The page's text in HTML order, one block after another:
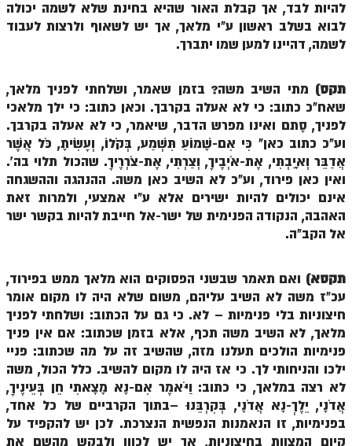
ספר הזוהר – ויקרא
ספר הזוהר הקדוש זוהר ויקרא השקפה
ספר הזוהר הקדוש זוהר ויקרא מתקדמים
זוהר צו מתחילים
זוהר צו מתקדמים
פרשת שמיני מתחילים
פרשת שמיני מתקדמים
ספר הזוהר פרשת תזריע למתחילים
זוהר מצורע מתחילים
זוהר מצורע למתקדמים
זוהר אחרי מות למתחילים
זוהר אחרי מות למתקדמים
הזוהר הקדוש – קדושים למתחילים
הזוהר הקדוש – קדושים למתקדמים
להיות לבד, אך קבלת האור שהיא בחינת שלא לשמה יכולה
לבוא בשלב ראשון ע"י מלאך, אך יש לשאוף ולרצות לעבוד
לשמה, דהיינו למען שמו יתברך.
תקס) מתי השיב משה? בזמן שאמר, ושלחתי לפניך מלאך,
שאח"כ כתוב: כי לא אעלה בקרבך. וכאן כתוב: כי ילך מלאכי
לפניך, סָתם ואינו מפרש הדבר, שיאמר, כי לא אעלה בקרבך.
וע"כ כתוב כאן" כִּי אִם-שָׁמוֹעַ תִּשְׁמַע, בְּקֹלוֹ, וְעָשִׂיתָ, כֹּל אֲשֶׁר
אֲדַבֵּר וְאָיַבְתִּי, אֶת-אֹיְבֶיךָ, וְצַרְתִּי, אֶת-צֹרְרֶיךָ. שהכול תלוי בה'.
ואין כאן פירוד, וע"כ לא השיב כאן משה. ההנהגה וההשגחה
אינם יכולים להיות ישירים אלא ע"י אמצעי, ולמרות זאת
האהבה, הנקודה הפנימית של ישר-אל חייבת להיות בקשר ישר
אל הקב"ה.
תקסא) ואם תאמר שבשני הפסוקים הוא מלאך ממש בפירוד,
עכ"ז משה לא השיב עליהם, משום שלא היה לו מקום אומר
חיצוניות בלי פנימיות – לא. כי גם על הכתוב: ושלחתי לפניך
מלאך, לא השיב משה תכף, אלא בזמן שכתוב: אם אין פניך
פנימיות הולכים תעלנו מזה, שהשיב זה על מה שכתוב: פניי
ילכו והניחותי לך. כי אז היה לו מקום להשיב. כלל הכול, משה
לא רצה במלאך, כי כתוב: וַיֹּאמֶר אִם-נָא מָצָאתִי חֵן בְּעֵינֶיךָ,
אֲדֹנָי, יֵלֶךְ-נָא אֲדֹנָי, בְּקִרְבֵּנוּ –בתוך הקרביים של כל אחד,
בפנימיות, זו הנאמנות הנפשית הנצרכת. לכן יש להקפיד על
קיום המצוות בחיצוניות, אך יש לכוון ולבקש מהשם את